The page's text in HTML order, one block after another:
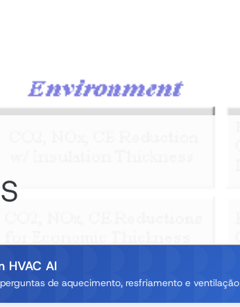
HVAC AI
de aquecimento, resfriamento e ventilação